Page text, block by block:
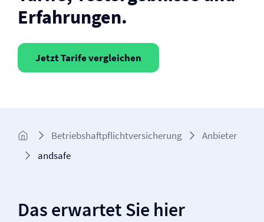
Erfahrungen.
Jetzt Tarife vergleichen
Betriebs­haftpflicht­versicherung
Anbieter
andsafe
Das erwartet Sie hier